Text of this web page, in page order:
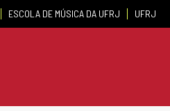
ESCOLA DE MÚSICA DA UFRJ UFRJ